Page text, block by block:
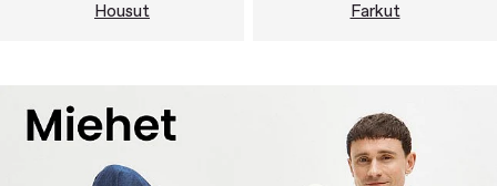
Housut Farkut